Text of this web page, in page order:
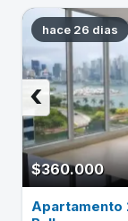
hace 26 dias
$360.000
‹
Apartamento